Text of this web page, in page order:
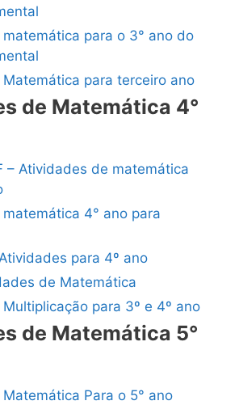
para o 3° ano do
para terceiro ano
de Matemática 4°
– Atividades de matemática
4° ano para
para 4º ano
de Matemática
para 3º e 4º ano
de Matemática 5°
Para o 5° ano